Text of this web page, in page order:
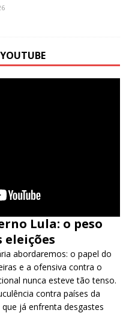
Lula: o peso
abordaremos: o papel do
e a ofensiva contra o
nunca esteve tão tenso.
contra países da
já enfrenta desgastes